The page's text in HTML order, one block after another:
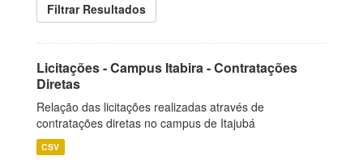
Filtrar Resultados
Licitações - Campus Itabira - Contratações
Diretas
Relação das licitações realizadas através de
contratações diretas no campus de Itajubá
CSV